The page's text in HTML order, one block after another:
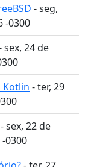
- seg,
-0300
sex, 24 de
Kotlin - ter, 29
- sex, 22 de
0300